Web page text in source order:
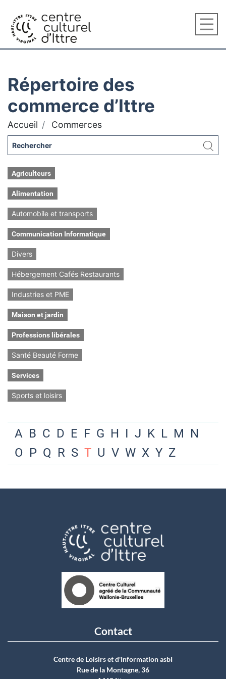
Répertoire des
commerce d’Ittre
Accueil Commerces
Agriculteurs
Alimentation
Automobile et transports
Communication Informatique
Divers
Hébergement Cafés Restaurants
Industries et PME
Maison et jardin
Professions libérales
Santé Beauté Forme
Services
Sports et loisirs
A B C D E F G H I J K L M N
O P Q R S T U V W X Y Z
Contact
Centre de Loisirs et d'Information asbI
Rue de la Montagne, 36